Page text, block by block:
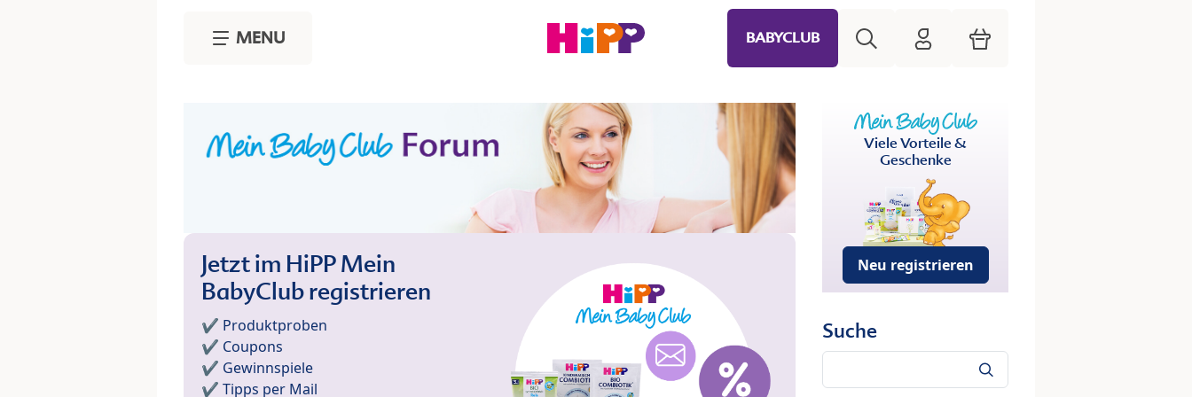
MENU BABYCLUB HiPP Mein Babyclub
Warenkorb
Jetzt im HiPP Mein
BabyClub registrieren
✔️ Produktproben
✔️ Coupons
✔️ Gewinnspiele
✔️ Tipps per Mail
Viele Vorteile &
Geschenke
Neu registrieren
Suche